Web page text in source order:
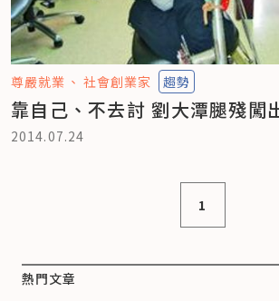
尊嚴就業 社會創業家 趨勢
靠自己、不去討 劉大潭腿殘闖
2014.07.24
1
熱門文章